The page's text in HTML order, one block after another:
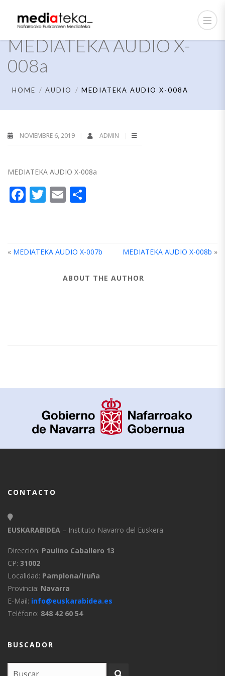
MEDIATEKA AUDIO X-
008a
HOME AUDIO MEDIATEKA AUDIO X-008A
NOVIEMBRE 6, 2019 ADMIN
MEDIATEKA AUDIO X-008a
Facebook
Twitter
Email
« MEDIATEKA AUDIO X-007b MEDIATEKA AUDIO X-008b »
ABOUT THE AUTHOR
CONTACTO
EUSKARABIDEA – Instituto Navarro del Euskera
Dirección: Paulino Caballero 13
CP: 31002
Localidad: Pamplona/Iruña
Provincia: Navarra
E-Mail: info@euskarabidea.es
Teléfono: 848 42 60 54
BUSCADOR